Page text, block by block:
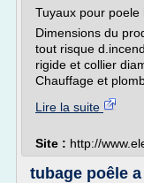
Tuyaux pour
Dimensions du
tout risque
rigide et collier
Chauffage et
Lire la suite
Site : http://
tubage poêle